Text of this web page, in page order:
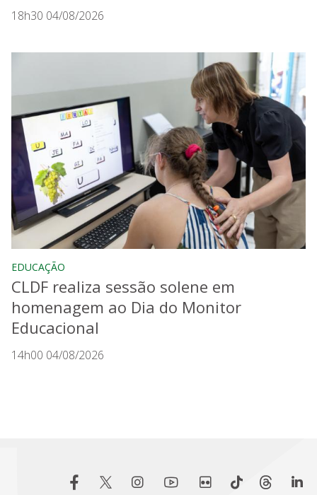
18h30 04/08/2026
EDUCAÇÃO
CLDF realiza sessão solene em
homenagem ao Dia do Monitor
Educacional
14h00 04/08/2026